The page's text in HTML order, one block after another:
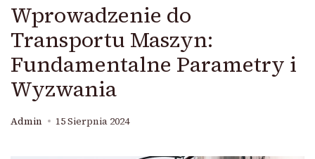
Wprowadzenie do
Transportu Maszyn:
Fundamentalne Parametry i
Wyzwania
Admin 15 Sierpnia 2024